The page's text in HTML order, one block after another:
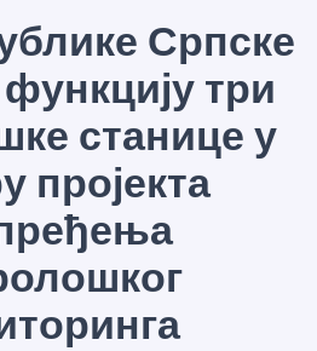
Српске
три
станице у
пројекта